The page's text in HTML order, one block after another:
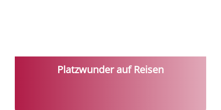
Platzwunder auf Reisen